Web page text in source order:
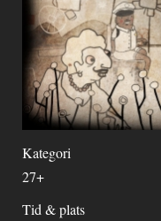
Kategori
27+
Tid & plats